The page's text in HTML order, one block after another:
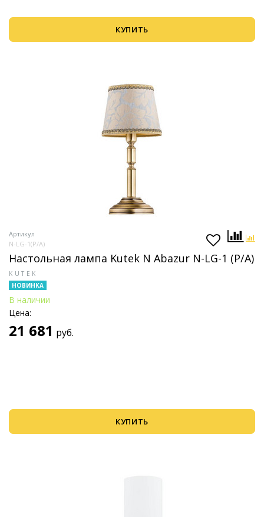
КУПИТЬ
Артикул
N-LG-1(P/A)
Настольная лампа Kutek N Abazur N-LG-1 (P/A)
KUTEK
НОВИНКА
В наличии
Цена:
21 681 руб.
КУПИТЬ